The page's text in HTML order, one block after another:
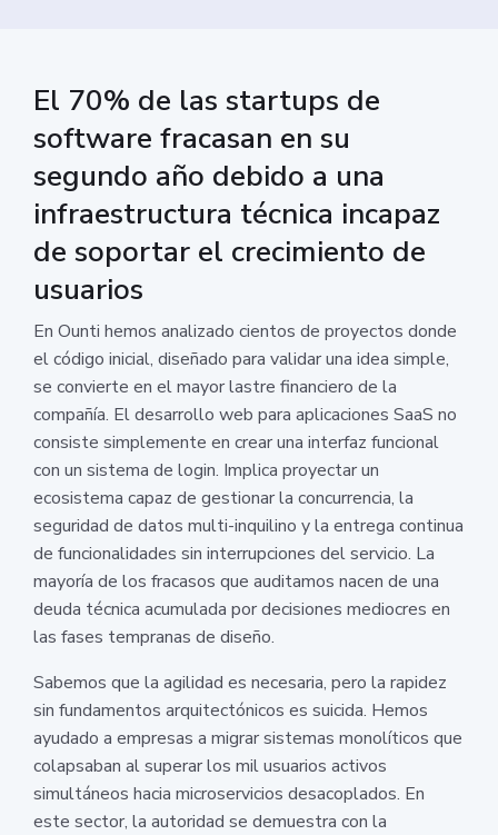
El 70% de las startups de
software fracasan en su
segundo año debido a una
infraestructura técnica incapaz
de soportar el crecimiento de
usuarios
En Ounti hemos analizado cientos de proyectos donde
el código inicial, diseñado para validar una idea simple,
se convierte en el mayor lastre financiero de la
compañía. El desarrollo web para aplicaciones SaaS no
consiste simplemente en crear una interfaz funcional
con un sistema de login. Implica proyectar un
ecosistema capaz de gestionar la concurrencia, la
seguridad de datos multi-inquilino y la entrega continua
de funcionalidades sin interrupciones del servicio. La
mayoría de los fracasos que auditamos nacen de una
deuda técnica acumulada por decisiones mediocres en
las fases tempranas de diseño.
Sabemos que la agilidad es necesaria, pero la rapidez
sin fundamentos arquitectónicos es suicida. Hemos
ayudado a empresas a migrar sistemas monolíticos que
colapsaban al superar los mil usuarios activos
simultáneos hacia microservicios desacoplados. En
este sector, la autoridad se demuestra con la